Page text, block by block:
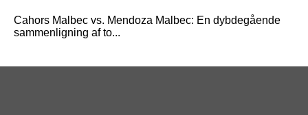
Cahors Malbec vs. Mendoza Malbec: En dybdegående
sammenligning af to...